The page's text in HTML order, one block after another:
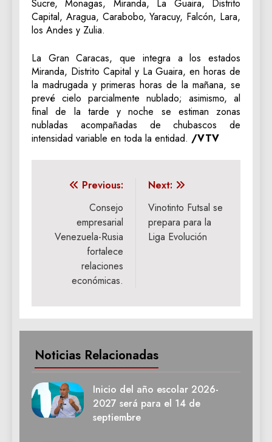
Sucre, Monagas, Miranda, La Guaira, Distrito
Capital, Aragua, Carabobo, Yaracuy, Falcón, Lara,
los Andes y Zulia.
La Gran Caracas, que integra a los estados
Miranda, Distrito Capital y La Guaira, en horas de
la madrugada y primeras horas de la mañana, se
prevé cielo parcialmente nublado; asimismo, al
final de la tarde y noche se estiman zonas
nubladas acompañadas de chubascos de
intensidad variable en toda la entidad. /VTV
Navegación
entradas
Previous:
Consejo
empresarial
Venezuela-Rusia
fortalece
relaciones
económicas.
Next:
Vinotinto Futsal se
prepara para la
Liga Evolución
Noticias Relacionadas
Inicio del año escolar 2026-
2027 será para el 14 de
septiembre